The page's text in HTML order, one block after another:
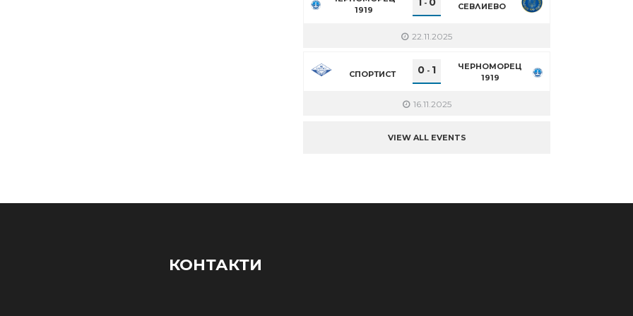
1919
- СЕВЛИЕВО
22.11.2025
СПОРТИСТ 0 - 1
ЧЕРНОМОРЕЦ
1919
16.11.2025
VIEW ALL EVENTS
КОНТАКТИ